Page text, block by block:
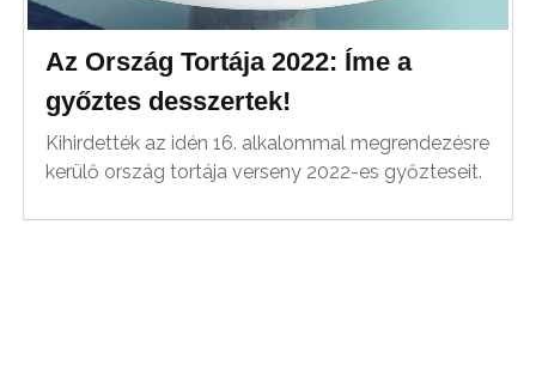
Az Ország Tortája 2022: Íme a
győztes desszertek!
Kihirdették az idén 16. alkalommal megrendezésre
kerülő ország tortája verseny 2022-es győzteseit.